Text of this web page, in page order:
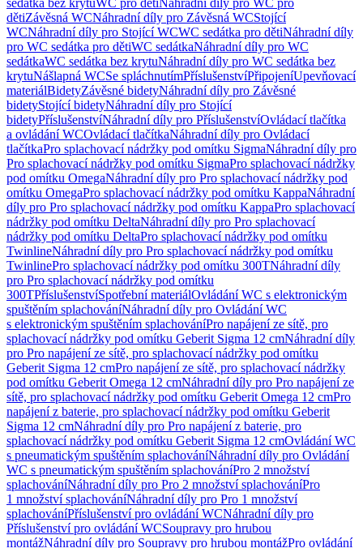
sedátka bez krytuWC pro dětiNáhradní díly pro WC pro
dětiZávěsná WCNáhradní díly pro Závěsná WCStojící
WCNáhradní díly pro Stojící WCWC sedátka pro dětiNáhradní díly
pro WC sedátka pro dětiWC sedátkaNáhradní díly pro WC
sedátkaWC sedátka bez krytuNáhradní díly pro WC sedátka bez
krytuNášlapná WCSe spláchnutímPříslušenstvíPřipojeníUpevňovací
materiálBidetyZávěsné bidetyNáhradní díly pro Závěsné
bidetyStojící bidetyNáhradní díly pro Stojící
bidetyPříslušenstvíNáhradní díly pro PříslušenstvíOvládací tlačítka
a ovládání WCOvládací tlačítkaNáhradní díly pro Ovládací
tlačítkaPro splachovací nádržky pod omítku SigmaNáhradní díly pro
Pro splachovací nádržky pod omítku SigmaPro splachovací nádržky
pod omítku OmegaNáhradní díly pro Pro splachovací nádržky pod
omítku OmegaPro splachovací nádržky pod omítku KappaNáhradní
díly pro Pro splachovací nádržky pod omítku KappaPro splachovací
nádržky pod omítku DeltaNáhradní díly pro Pro splachovací
nádržky pod omítku DeltaPro splachovací nádržky pod omítku
TwinlineNáhradní díly pro Pro splachovací nádržky pod omítku
TwinlinePro splachovací nádržky pod omítku 300TNáhradní díly
pro Pro splachovací nádržky pod omítku
300TPříslušenstvíSpotřební materiálOvládání WC s elektronickým
spuštěním splachováníNáhradní díly pro Ovládání WC
s elektronickým spuštěním splachováníPro napájení ze sítě, pro
splachovací nádržky pod omítku Geberit Sigma 12 cmNáhradní díly
pro Pro napájení ze sítě, pro splachovací nádržky pod omítku
Geberit Sigma 12 cmPro napájení ze sítě, pro splachovací nádržky
pod omítku Geberit Omega 12 cmNáhradní díly pro Pro napájení ze
sítě, pro splachovací nádržky pod omítku Geberit Omega 12 cmPro
napájení z baterie, pro splachovací nádržky pod omítku Geberit
Sigma 12 cmNáhradní díly pro Pro napájení z baterie, pro
splachovací nádržky pod omítku Geberit Sigma 12 cmOvládání WC
s pneumatickým spuštěním splachováníNáhradní díly pro Ovládání
WC s pneumatickým spuštěním splachováníPro 2 množství
splachováníNáhradní díly pro Pro 2 množství splachováníPro
1 množství splachováníNáhradní díly pro Pro 1 množství
splachováníPříslušenství pro ovládání WCNáhradní díly pro
Příslušenství pro ovládání WCSoupravy pro hrubou
montážNáhradní díly pro Soupravy pro hrubou montážPro ovládání